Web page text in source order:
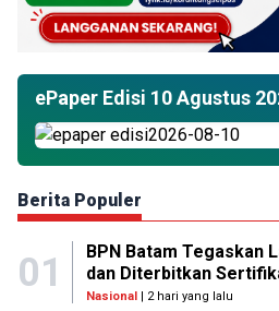
ePaper Edisi 10 Agustus
Berita Populer
01
BPN Batam Tegaskan
dan Diterbitkan
Nasional | 2 hari yang lalu